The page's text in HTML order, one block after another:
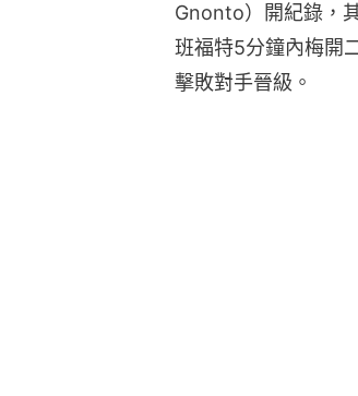
Gnonto）開紀錄，
班福特5分鐘內梅開
擊敗對手晉級。